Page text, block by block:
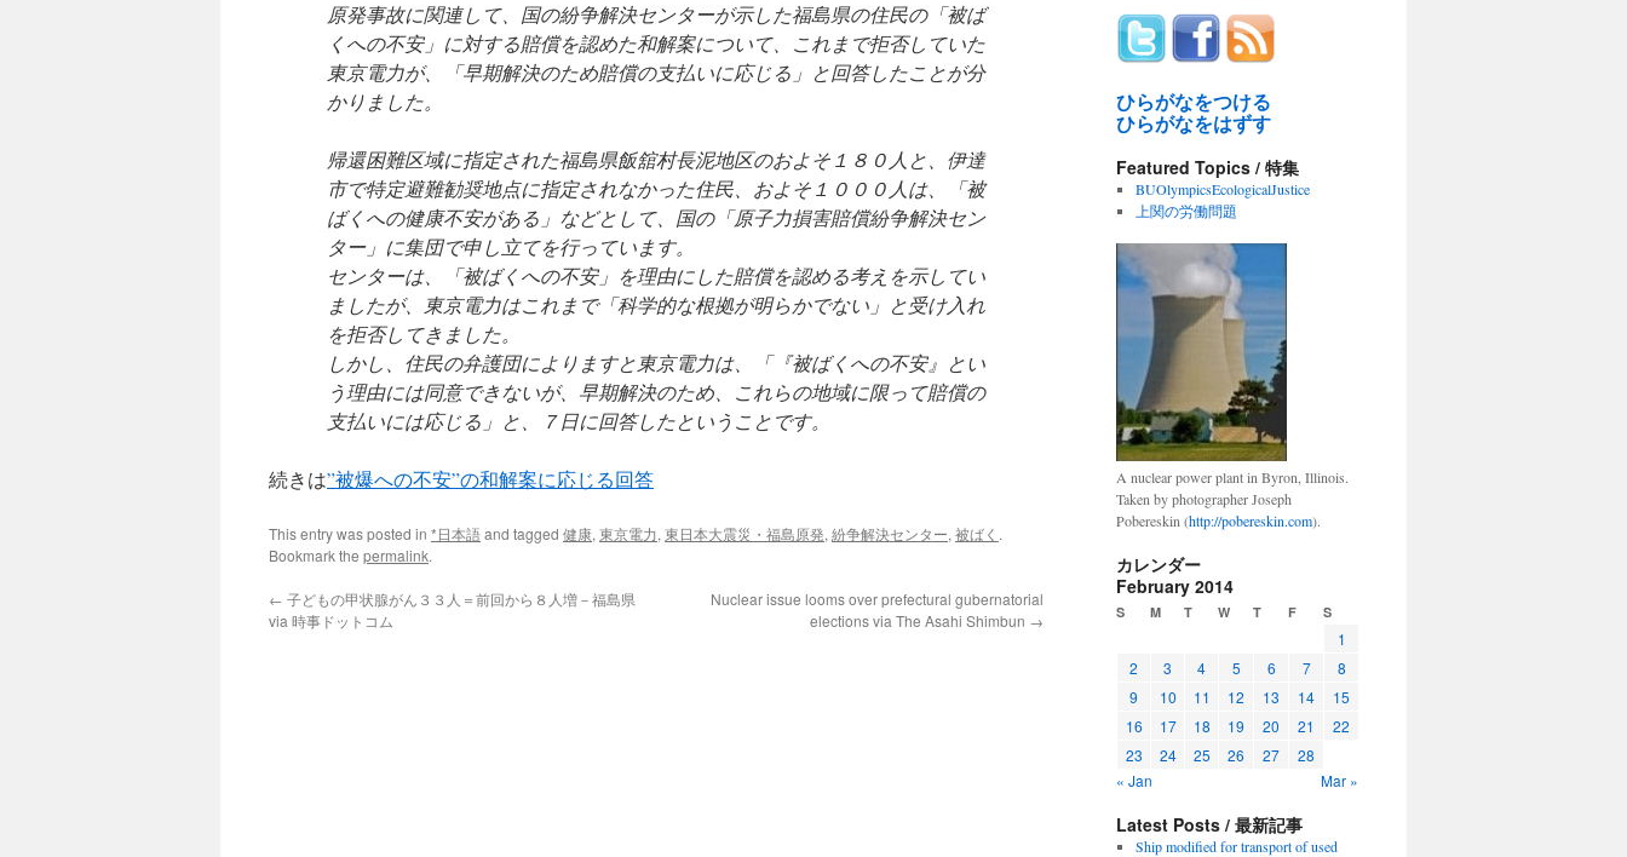
原発事故に関連して、国の紛争解決センターが示した福島県の住民の「被ば
くへの不安」に対する賠償を認めた和解案について、これまで拒否していた
東京電力が、「早期解決のため賠償の支払いに応じる」と回答したことが分
かりました。
帰還困難区域に指定された福島県飯舘村長泥地区のおよそ１８０人と、伊達
市で特定避難勧奨地点に指定されなかった住民、およそ１０００人は、「被
ばくへの健康不安がある」などとして、国の「原子力損害賠償紛争解決セン
ター」に集団で申し立てを行っています。
センターは、「被ばくへの不安」を理由にした賠償を認める考えを示してい
ましたが、東京電力はこれまで「科学的な根拠が明らかでない」と受け入れ
を拒否してきました。
しかし、住民の弁護団によりますと東京電力は、「『被ばくへの不安』とい
う理由には同意できないが、早期解決のため、これらの地域に限って賠償の
支払いには応じる」と、７日に回答したということです。
続きは”被爆への不安”の和解案に応じる回答
This entry was posted in *日本語and tagged 健康, 東京電力, 東日本大震災・福島原発, 紛争解決センター, 被ばく .
Bookmark the permalink.
← 子どもの甲状腺がん３３人＝前回から８人増－福島県
via 時事ドットコム
Nuclear issue looms over prefectural gubernatorial
elections via The Asahi Shimbun →
ひらがなをつける
ひらがなをはずす
Featured Topics / 特集
BUOlympicsEcologicalJustice
上関の労働問題
A nuclear power plant in Byron, Illinois.
Taken by photographer Joseph
Pobereskin (http://pobereskin.com).
カレンダー
February 2014
S M T W T F S
1
2
3 4 5 6 7
8
9
10 11 12 13 14
15
16
17 18 19 20 21
22
23
24 25 26 27
28
« Jan
Mar »
Latest Posts / 最新記事
Ship modified for transport of used